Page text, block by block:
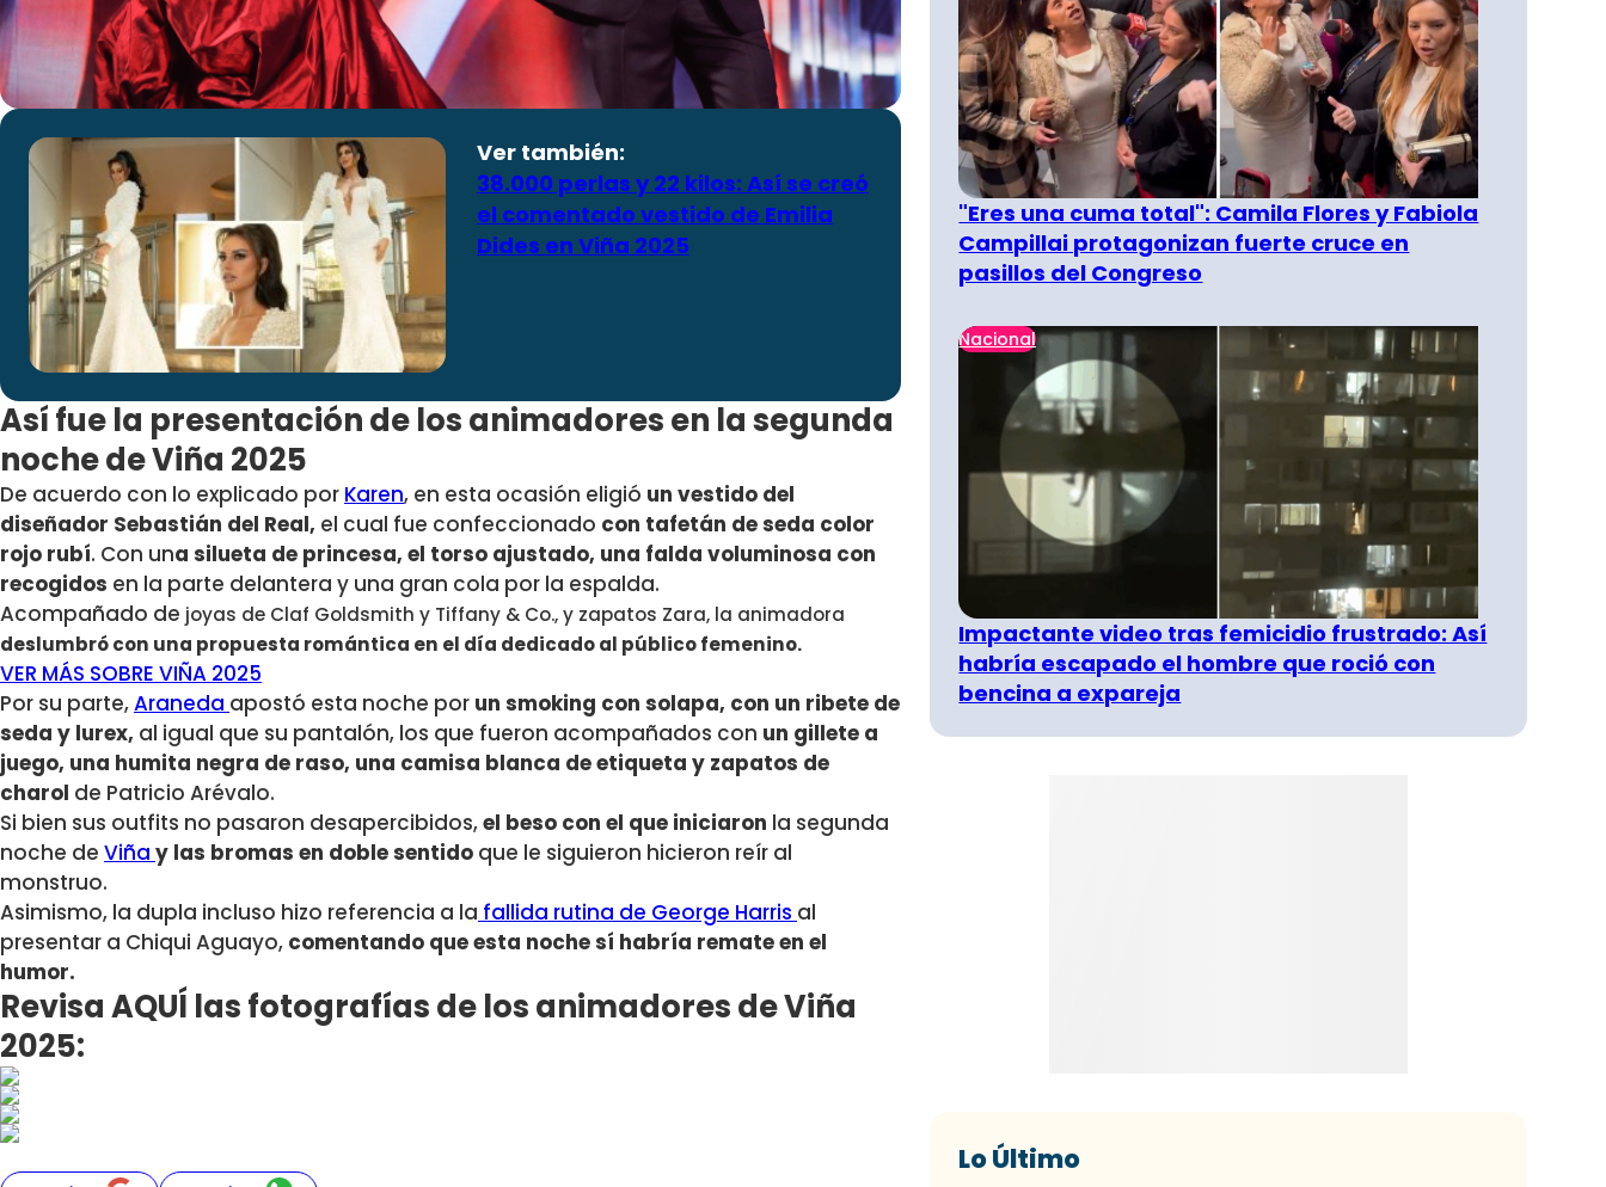
Ver también:
38.000 perlas y 22 kilos: Así se creó
el comentado vestido de Emilia
Dides en Viña 2025
Así fue la presentación de los animadores en la segunda
noche de Viña 2025
De acuerdo con lo explicado por Karen, en esta ocasión eligió un vestido del
diseñador Sebastián del Real, el cual fue confeccionado con tafetán de seda color
rojo rubí. Con una silueta de princesa, el torso ajustado, una falda voluminosa con
recogidos en la parte delantera y una gran cola por la espalda.
Acompañado de joyas de Claf Goldsmith y Tiffany & Co.,y zapatos Zara, la animadora
deslumbró con una propuesta romántica en el día dedicado al público femenino.
VER MÁS SOBRE VIÑA 2025
Por su parte,Araneda apostó esta noche por un smoking con solapa, con un ribete de
seda y lurex, al igual que su pantalón, los que fueron acompañados con un gillete a
juego, una humita negra de raso, una camisa blanca de etiqueta y zapatos de
charol de Patricio Arévalo.
Si bien sus outfits no pasaron desapercibidos,el beso con el que iniciaron la segunda
noche de Viña y las bromas en doble sentido que le siguieron hicieron reír al
monstruo.
Asimismo, la dupla incluso hizo referencia a la fallida rutina de George Harris al
presentar a Chiqui Aguayo, comentando que esta noche sí habría remate en el
humor.
Revisa AQUÍ las fotografías de los animadores de Viña
2025:
"Eres una cuma total": Camila Flores y Fabiola
Campillai protagonizan fuerte cruce en
pasillos del Congreso
Nacional
Impactante video tras femicidio frustrado: Así
habría escapado el hombre que roció con
bencina a expareja
Lo Último